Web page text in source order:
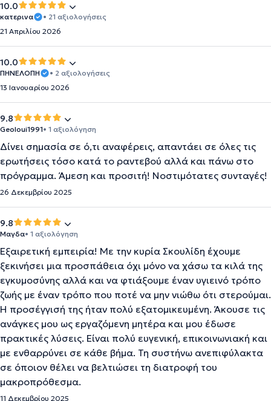
10.0
κατερινα
• 21 αξιολογήσεις
21 Απριλίου 2026
10.0
ΠΗΝΕΛΟΠΗ
• 2 αξιολογήσεις
13 Ιανουαρίου 2026
9.8
Geoloui1991• 1 αξιολόγηση
Δίνει σημασία σε ό,τι αναφέρεις, απαντάει σε όλες τις
ερωτήσεις τόσο κατά το ραντεβού αλλά και πάνω στο
πρόγραμμα. Άμεση και προσιτή! Νοστιμότατες συνταγές!
26 Δεκεμβρίου 2025
9.8
Μαγδα• 1 αξιολόγηση
Εξαιρετική εμπειρία! Με την κυρία Σκουλίδη έχουμε
ξεκινήσει μια προσπάθεια όχι μόνο να χάσω τα κιλά της
εγκυμοσύνης αλλά και να φτιάξουμε έναν υγιεινό τρόπο
ζωής με έναν τρόπο που ποτέ να μην νιώθω ότι στερούμαι.
Η προσέγγισή της ήταν πολύ εξατομικευμένη. Άκουσε τις
ανάγκες μου ως εργαζόμενη μητέρα και μου έδωσε
πρακτικές λύσεις. Είναι πολύ ευγενική, επικοινωνιακή και
με ενθαρρύνει σε κάθε βήμα. Τη συστήνω ανεπιφύλακτα
σε όποιον θέλει να βελτιώσει τη διατροφή του
μακροπρόθεσμα.
11 Δεκεμβρίου 2025